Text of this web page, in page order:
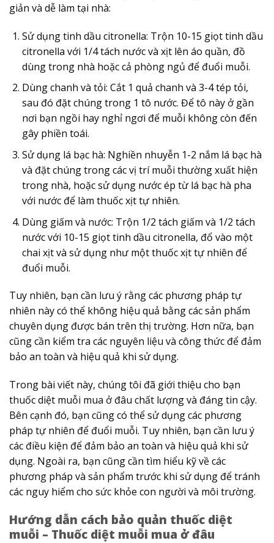
giản và dễ làm tại nhà:
Sử dụng tinh dầu citronella: Trộn 10-15 giọt tinh dầu
citronella với 1/4 tách nước và xịt lên áo quần, đồ
dùng trong nhà hoặc cả phòng ngủ để đuổi muỗi.
Dùng chanh và tỏi: Cắt 1 quả chanh và 3-4 tép tỏi,
sau đó đặt chúng trong 1 tô nước. Để tô này ở gần
nơi bạn ngồi hay nghỉ ngơi để muỗi không còn đến
gây phiền toái.
Sử dụng lá bạc hà: Nghiền nhuyễn 1-2 nắm lá bạc hà
và đặt chúng trong các vị trí muỗi thường xuất hiện
trong nhà, hoặc sử dụng nước ép từ lá bạc hà pha
với nước để làm thuốc xịt tự nhiên.
Dùng giấm và nước: Trộn 1/2 tách giấm và 1/2 tách
nước với 10-15 giọt tinh dầu citronella, đổ vào một
chai xịt và sử dụng như một thuốc xịt tự nhiên để
đuổi muỗi.
Tuy nhiên, bạn cần lưu ý rằng các phương pháp tự
nhiên này có thể không hiệu quả bằng các sản phẩm
chuyên dụng được bán trên thị trường. Hơn nữa, bạn
cũng cần kiểm tra các nguyên liệu và công thức để đảm
bảo an toàn và hiệu quả khi sử dụng.
Trong bài viết này, chúng tôi đã giới thiệu cho bạn
thuốc diệt muỗi mua ở đâu chất lượng và đáng tin cậy.
Bên cạnh đó, bạn cũng có thể sử dụng các phương
pháp tự nhiên để đuổi muỗi. Tuy nhiên, bạn cần lưu ý
các điều kiện để đảm bảo an toàn và hiệu quả khi sử
dụng. Ngoài ra, bạn cũng cần tìm hiểu kỹ về các
phương pháp và sản phẩm trước khi sử dụng để tránh
các nguy hiểm cho sức khỏe con người và môi trường.
Hướng dẫn cách bảo quản thuốc diệt
muỗi – Thuốc diệt muỗi mua ở đâu